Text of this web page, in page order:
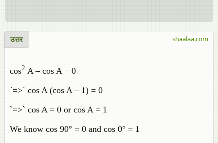
उत्तर
cos2 A – cos A = 0
`=>` cos A (cos A – 1) = 0
`=>` cos A = 0 or cos A = 1
We know cos 90° = 0 and cos 0° = 1
shaalaa.com